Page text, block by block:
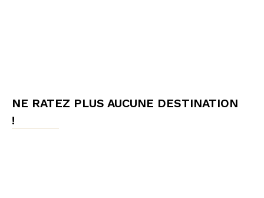
NE RATEZ PLUS AUCUNE DESTINATION
!